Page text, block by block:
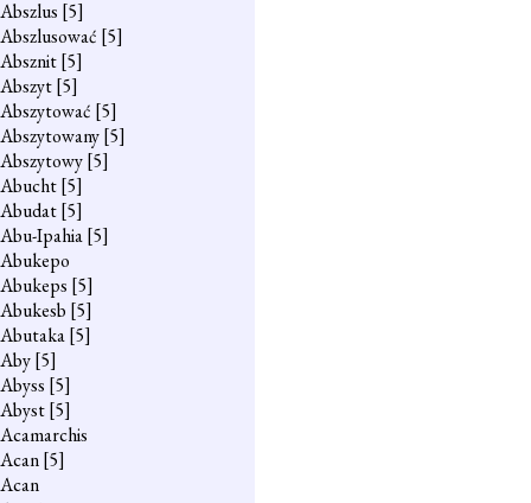
Abszlus [5]
Abszlusować [5]
Absznit[5]
Abszyt[5]
Abszytować [5]
Abszytowany[5]
Abszytowy[5]
Abucht[5]
Abudat[5]
Abu-Ipahia[5]
Abukepo
Abukeps [5]
Abukesb [5]
Abutaka[5]
Aby[5]
Abyss [5]
Abyst[5]
Acamarchis
Acan[5]
Acan